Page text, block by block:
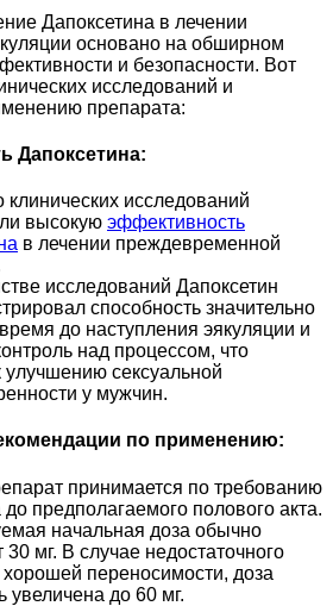
Дапоксетина в лечении
основано на обширном
и безопасности. Вот
исследований и
препарата:
Дапоксетина:
клинических исследований
высокую эффективность
в лечении преждевременной
исследований Дапоксетин
способность значительно
до наступления эякуляции и
над процессом, что
улучшению сексуальной
у мужчин.
по применению:
принимается по требованию
до предполагаемого полового акта.
начальная доза обычно
30 мг. В случае недостаточного
переносимости, доза
увеличена до 60 мг.